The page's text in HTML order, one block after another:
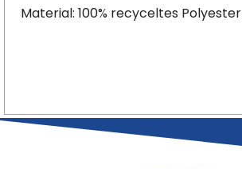
Material: 100% recyceltes Polyester